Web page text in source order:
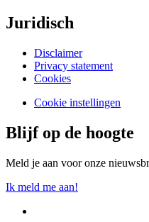
Juridisch
Disclaimer
Privacy statement
Cookies
Cookie instellingen
Blijf op de hoogte
Meld je aan voor onze
Ik meld me aan!